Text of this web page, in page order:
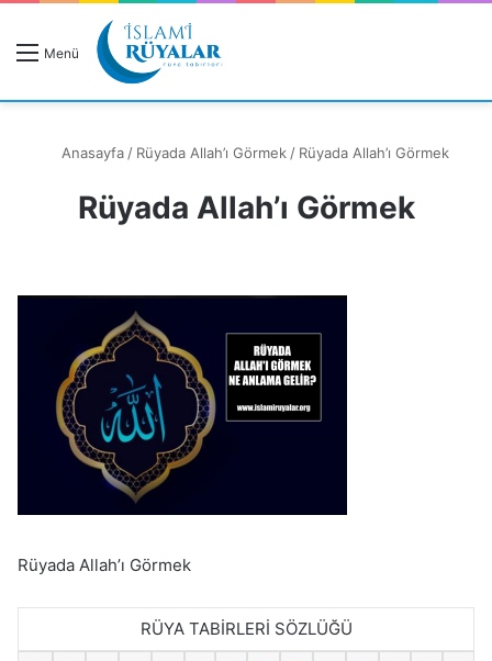
Menü
Anasayfa / Rüyada Allah’ı Görmek / Rüyada Allah’ı Görmek
Rüyada Allah’ı Görmek
Rüyada Allah’ı Görmek
RÜYA TABİRLERİ SÖZLÜĞÜ